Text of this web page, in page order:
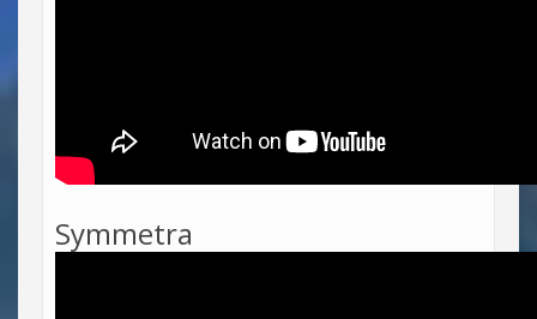
Symmetra